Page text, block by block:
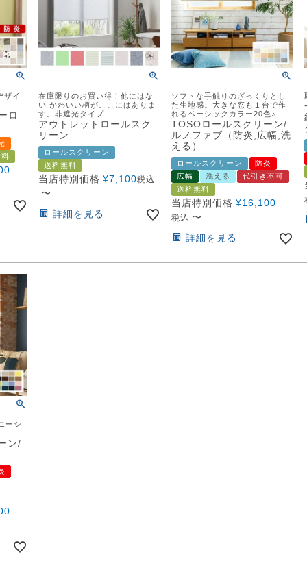
ザイ
ロ
在庫限りのお買い得！他にはな
い かわいい柄がここにはありま
す。非遮光タイプ
アウトレットロールスク
リーン
ロールスクリーン
送料無料
当店特別価格 ¥7,100税込
〜
詳細を見る
ソフトな手触りのざっくりとし
た生地感。大きな窓も１台で作
れるベーシックカラー20色♪
TOSOロールスクリーン/
ルノファブ（防炎,広幅,洗
える）
ロールスクリーン
防炎
広幅
洗える
代引き不可
送料無料
当店特別価格 ¥16,100
税込 〜
詳細を見る
ーシ
ン/